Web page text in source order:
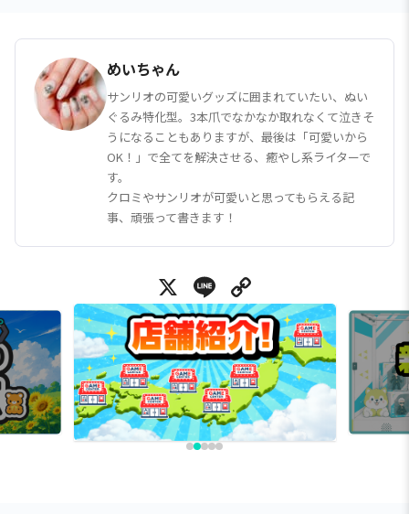
めいちゃん
サンリオの可愛いグッズに囲まれていたい、ぬい
ぐるみ特化型。3本爪でなかなか取れなくて泣きそ
うになることもありますが、最後は「可愛いから
OK！」で全てを解決させる、癒やし系ライターで
す。
クロミやサンリオが可愛いと思ってもらえる記
事、頑張って書きます！
X Line